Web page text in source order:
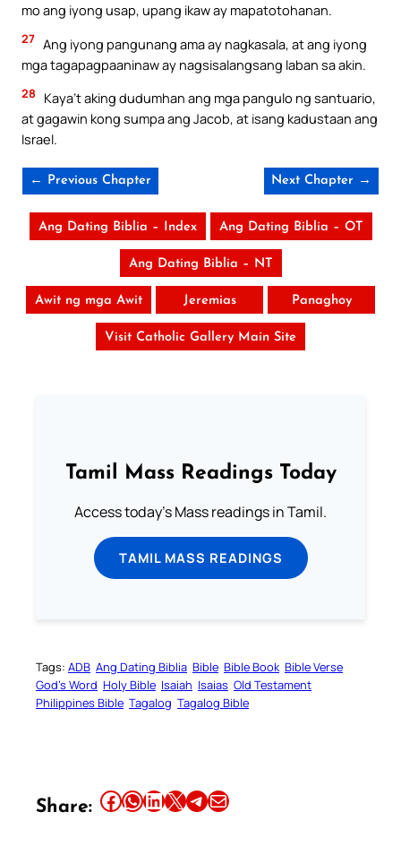
mo ang iyong usap, upang ikaw ay mapatotohanan.
27 Ang iyong pangunang ama ay nagkasala, at ang iyong
mga tagapagpaaninaw ay nagsisalangsang laban sa akin.
28
Kaya’t aking dudumhan ang mga pangulo ng santuario,
at gagawin kong sumpa ang Jacob, at isang kadustaan ang
Israel.
← Previous Chapter Next Chapter →
Ang Dating Biblia – Index Ang Dating Biblia – OT
Ang Dating Biblia – NT
Awit ng mga Awit Jeremias Panaghoy
Visit Catholic Gallery Main Site
Tamil Mass Readings Today
Access today's Mass readings in Tamil.
TAMIL MASS READINGS
Tags: ADB Ang Dating Biblia Bible Bible Book Bible Verse
God’s Word Holy Bible Isaiah Isaias Old Testament
Philippines Bible Tagalog Tagalog Bible
Share: Share this article on Facebook Share this article on WhatsApp Share this article on LinkedIn Share this article on X Share this article on TelegramEmail this Article